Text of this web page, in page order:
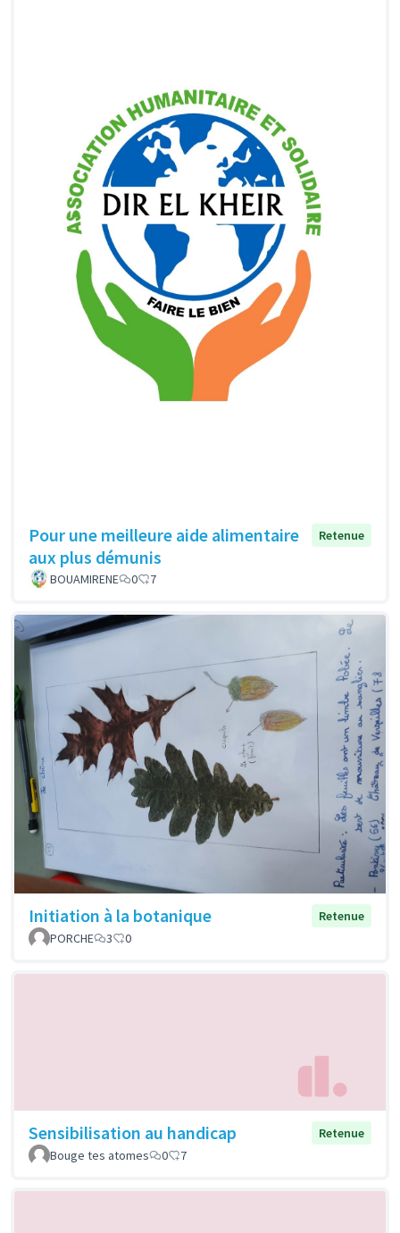
Pour une meilleure aide alimentaire
aux plus démunis
Retenue
BOUAMIRENE 0 7
Initiation à la botanique
Retenue
PORCHE
3 0
Sensibilisation au handicap
Retenue
Bouge tes atomes
0 7